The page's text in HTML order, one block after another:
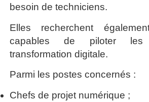
besoin de techniciens.
Elles recherchent
capables de piloter
transformation digitale.
Parmi les postes concernés :
Chefs de projet numérique ;